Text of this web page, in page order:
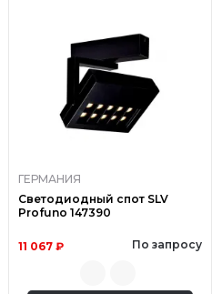
ГЕРМАНИЯ
Светодиодный спот SLV
Profuno 147390
11 067 ₽ По запросу